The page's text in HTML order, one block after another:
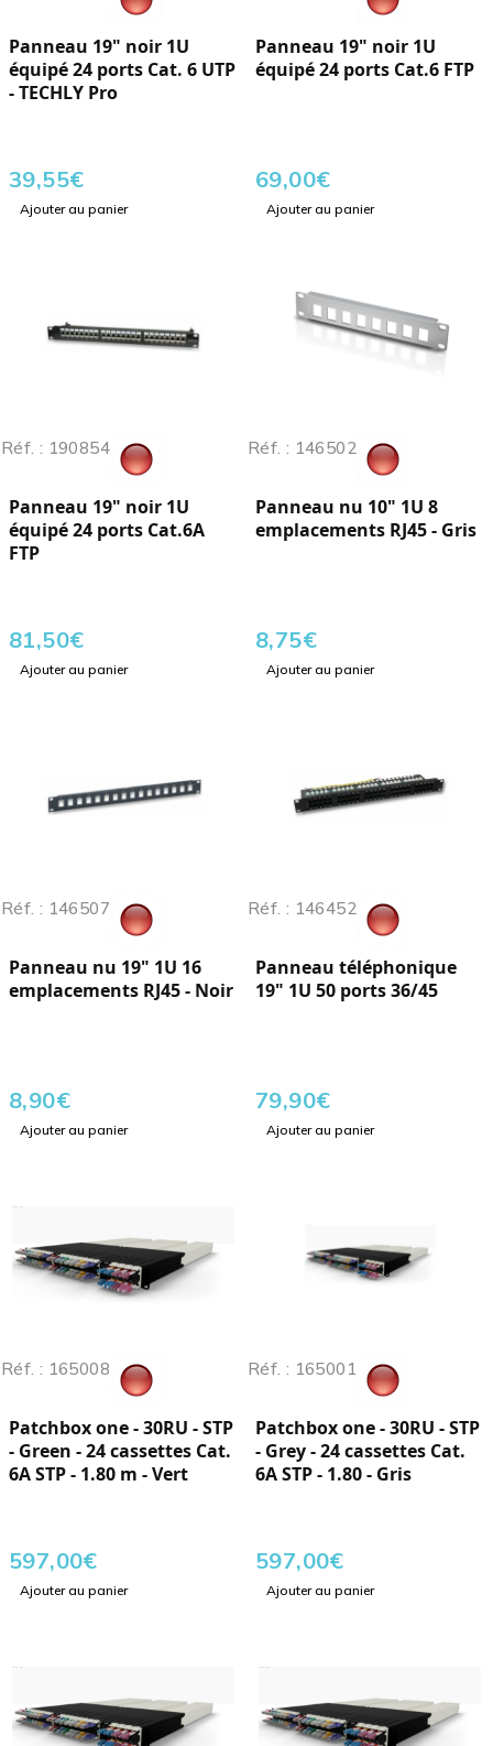
Panneau 19" noir 1U
équipé 24 ports Cat. 6 UTP
- TECHLY Pro
39,55€
Ajouter au panier
Panneau 19" noir 1U
équipé 24 ports Cat.6 FTP
69,00€
Ajouter au panier
Réf. : 190854
Panneau 19" noir 1U
équipé 24 ports Cat.6A
FTP
81,50€
Ajouter au panier
Réf. : 146502
Panneau nu 10" 1U 8
emplacements RJ45 - Gris
8,75€
Ajouter au panier
Réf. : 146507
Panneau nu 19" 1U 16
emplacements RJ45 - Noir
8,90€
Ajouter au panier
Réf. : 146452
Panneau téléphonique
19" 1U 50 ports 36/45
79,90€
Ajouter au panier
Réf. : 165008
Patchbox one - 30RU - STP
- Green - 24 cassettes Cat.
6A STP - 1.80 m - Vert
597,00€
Ajouter au panier
Réf. : 165001
Patchbox one - 30RU - STP
- Grey - 24 cassettes Cat.
6A STP - 1.80 - Gris
597,00€
Ajouter au panier